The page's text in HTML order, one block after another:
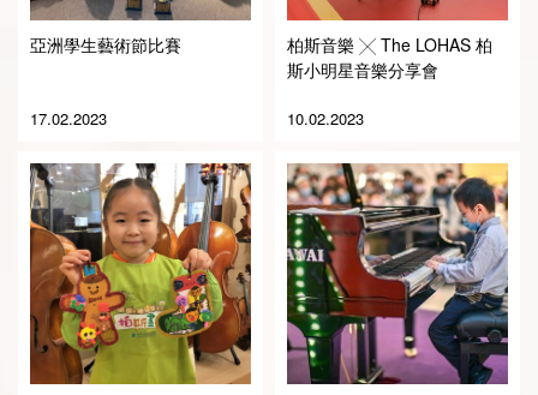
亞洲學生藝術節比賽
17.02.2023
柏斯音樂 ╳ The LOHAS 柏
斯小明星音樂分享會
10.02.2023
繁体中文
简体中文
华南区